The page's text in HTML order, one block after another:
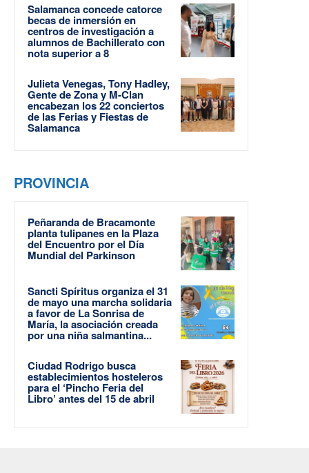
Salamanca concede catorce
becas de inmersión en
centros de investigación a
alumnos de Bachillerato con
nota superior a 8
Julieta Venegas, Tony Hadley,
Gente de Zona y M-Clan
encabezan los 22 conciertos
de las Ferias y Fiestas de
Salamanca
PROVINCIA
Peñaranda de Bracamonte
planta tulipanes en la Plaza
del Encuentro por el Día
Mundial del Parkinson
Sancti Spíritus organiza el 31
de mayo una marcha solidaria
a favor de La Sonrisa de
María, la asociación creada
por una niña salmantina...
Ciudad Rodrigo busca
establecimientos hosteleros
para el ‘Pincho Feria del
Libro’ antes del 15 de abril